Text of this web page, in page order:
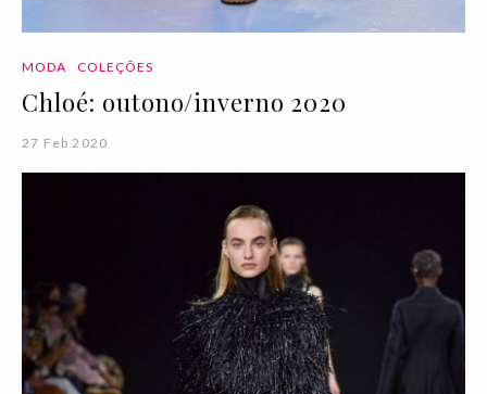
MODA COLEÇÕES
Chloé: outono/inverno 2020
27 Feb 2020